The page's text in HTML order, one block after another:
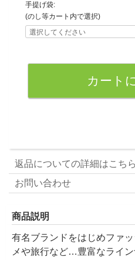
手提げ袋:
(のし等カート内で選択)
返品についての詳細はこちら
お問い合わせ
商品説明
有名ブランドをはじめファ
メや旅行など…豊富なライ